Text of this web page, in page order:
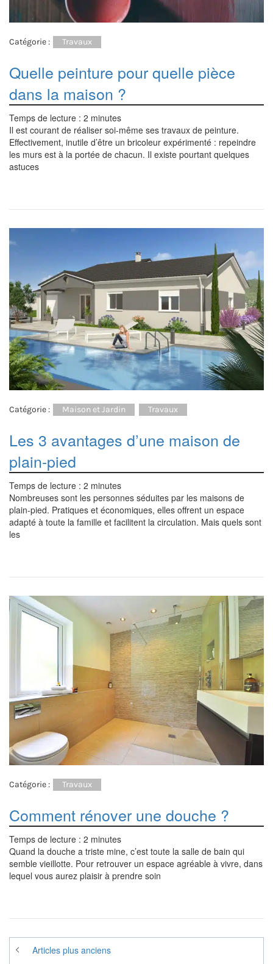
Catégorie : Travaux
Quelle peinture pour quelle pièce
dans la maison ?
Temps de lecture : 2 minutes
Il est courant de réaliser soi-même ses travaux de peinture.
Effectivement, inutile d’être un bricoleur expérimenté : repeindre
les murs est à la portée de chacun. Il existe pourtant quelques
astuces
Catégorie : Maison et Jardin Travaux
Les 3 avantages d’une maison de
plain-pied
Temps de lecture : 2 minutes
Nombreuses sont les personnes séduites par les maisons de
plain-pied. Pratiques et économiques, elles offrent un espace
adapté à toute la famille et facilitent la circulation. Mais quels sont
les
Catégorie : Travaux
Comment rénover une douche ?
Temps de lecture : 2 minutes
Quand la douche a triste mine, c’est toute la salle de bain qui
semble vieillotte. Pour retrouver un espace agréable à vivre, dans
lequel vous aurez plaisir à prendre soin
Navigation
Articles plus anciens